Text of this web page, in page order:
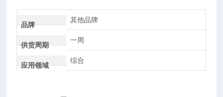
品牌
其他品牌
供货周期
一周
应用领域
综合